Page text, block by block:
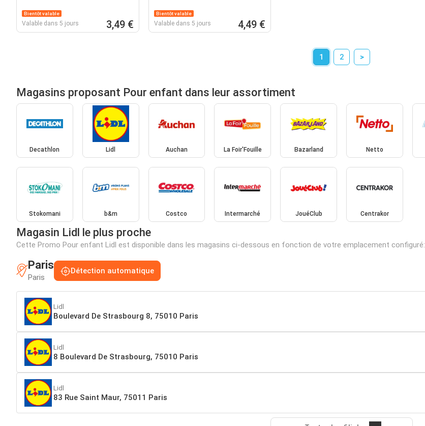
Bientôt valable
Valable dans 5 jours 3,49 €
Bientôt valable
Valable dans 5 jours 4,49 €
1 2 >
Magasins proposant Pour enfant dans leur assortiment
Decathlon Lidl Auchan La Foir'Fouille Bazarland Netto
Stokomani b&m Costco Intermarché JouéClub Centrakor
Magasin Lidl le plus proche
Cette Promo Pour enfant Lidl est disponible dans les magasins ci-dessous en fonction de votre emplacement configuré:
Paris
Paris
Détection automatique
Lidl
Boulevard De Strasbourg 8, 75010 Paris
Lidl
8 Boulevard De Strasbourg, 75010 Paris
Lidl
83 Rue Saint Maur, 75011 Paris